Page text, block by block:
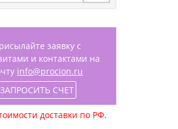
заявку с
и контактами на
info@procion.ru
ЗАПРОСИТЬ СЧЕТ
доставки по РФ.